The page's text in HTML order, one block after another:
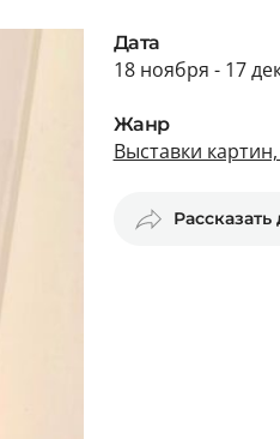
Дата
18 ноября - 17
Жанр
Выставки